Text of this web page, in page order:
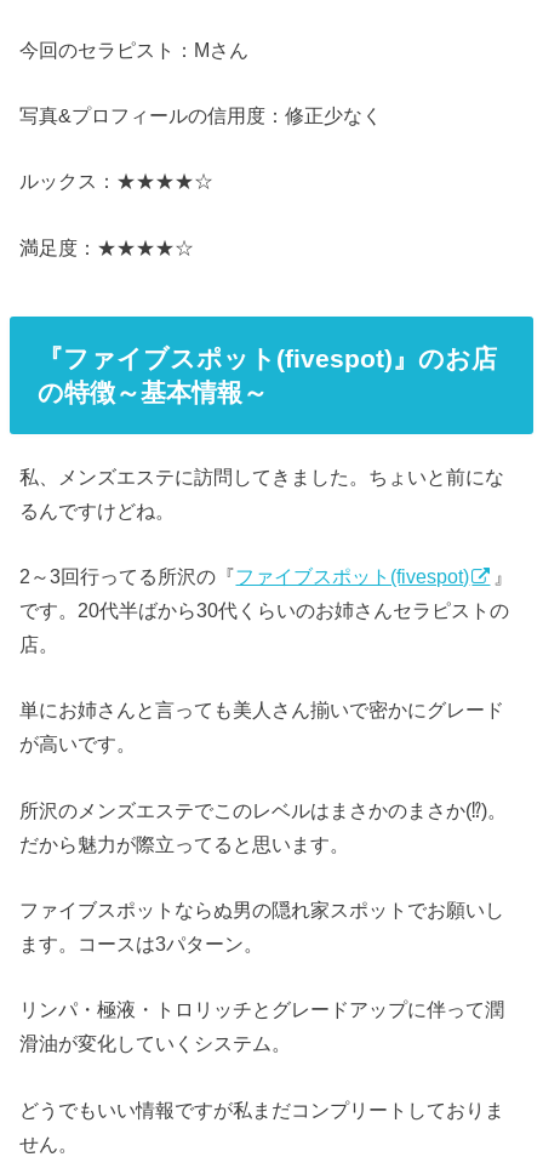
今回のセラピスト：Mさん
写真&プロフィールの信用度：修正少なく
ルックス：★★★★☆
満足度：★★★★☆
『ファイブスポット(fivespot)』のお店
の特徴～基本情報～
私、メンズエステに訪問してきました。ちょいと前にな
るんですけどね。
2～3回行ってる所沢の『ファイブスポット(fivespot)
』
です。20代半ばから30代くらいのお姉さんセラピストの
店。
単にお姉さんと言っても美人さん揃いで密かにグレード
が高いです。
所沢のメンズエステでこのレベルはまさかのまさか(⁉)。
だから魅力が際立ってると思います。
ファイブスポットならぬ男の隠れ家スポットでお願いし
ます。コースは3パターン。
リンパ・極液・トロリッチとグレードアップに伴って潤
滑油が変化していくシステム。
どうでもいい情報ですが私まだコンプリートしておりま
せん。